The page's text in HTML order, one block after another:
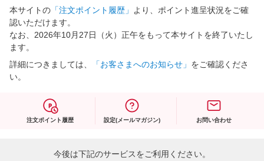
本サイトの 「注文ポイント履歴」
より、ポイント進呈状況をご確
認いただけます。
なお、2026年10月27日（火）正午をもって本サイトを終了いたし
ます。
詳細につきましては、
「お客さまへのお知らせ」 をご確認くださ
い。
注文ポイント履歴 設定(メールマガジン) お問い合わせ
今後は下記のサービスをご利用ください。